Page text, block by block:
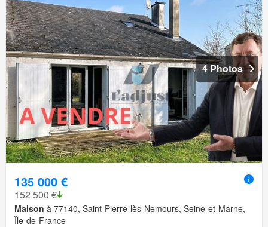
4 Photos
135 000 €
152 500 €
Maison à 77140, Saint-Pierre-lès-Nemours, Seine-et-Marne,
Île-de-France